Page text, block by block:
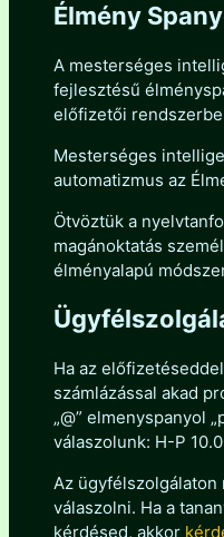
Élmény
A mesterséges
fejlesztésű
előfizetői
Mesterséges
automatizmus az
Ötvöztük a
magánoktatás
élményalapú
Ha az
számlázással akad
„@” elmenyspanyol
válaszolunk: H-P
Az
válaszolni. Ha a
kérdésed, akkor